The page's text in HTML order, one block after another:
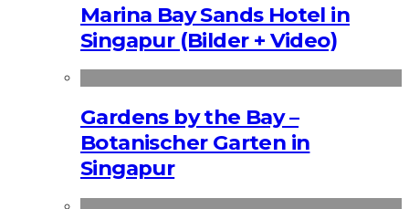
Marina Bay Sands Hotel in
Singapur (Bilder + Video)
Gardens by the Bay –
Botanischer Garten in
Singapur